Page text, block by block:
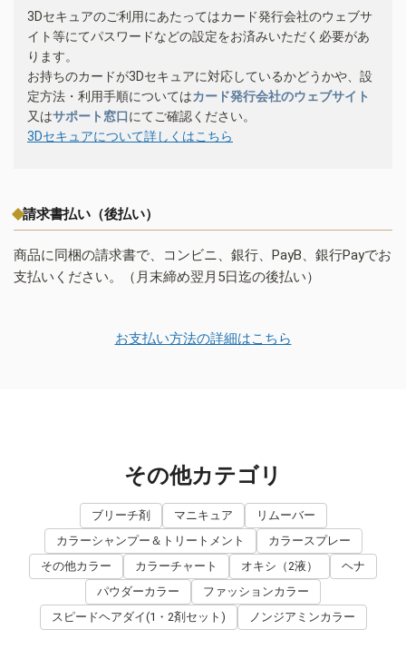
3Dセキュアのご利用にあたってはカード発行会社のウェブサ
イト等にてパスワードなどの設定をお済みいただく必要があ
ります。
お持ちのカードが3Dセキュアに対応しているかどうかや、設
定方法・利用手順についてはカード発行会社のウェブサイト
又はサポート窓口にてご確認ください。
3Dセキュアについて詳しくはこちら
請求書払い（後払い）
商品に同梱の請求書で、コンビニ、銀行、PayB、銀行Payでお
支払いください。（月末締め翌月5日迄の後払い）
お支払い方法の詳細はこちら
その他カテゴリ
ブリーチ剤 マニキュア
リムーバー
カラーシャンプー＆トリートメント
カラースプレー
その他カラー
カラーチャート オキシ（2液）
ヘナ
パウダーカラー
ファッションカラー
スピードヘアダイ(1・2剤セット)
ノンジアミンカラー